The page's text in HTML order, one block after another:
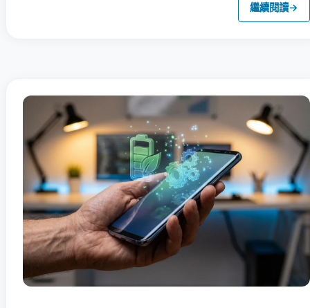
繼續閱讀→